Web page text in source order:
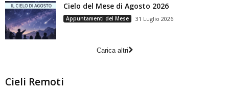
Cielo del Mese di Agosto 2026
Appuntamenti del Mese 31 Luglio 2026
Carica altri
Cieli Remoti